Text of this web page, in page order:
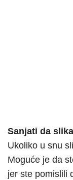
Sanjati da
Ukoliko u snu
Moguće je da
jer ste pomislili